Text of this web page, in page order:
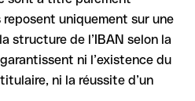
au retour des fonds
procédure de rappel sur
garanti, surtout si les fonds ont
uniquement sur une
structure de l’IBAN selon la
ni l’existence du
ni la réussite d’un